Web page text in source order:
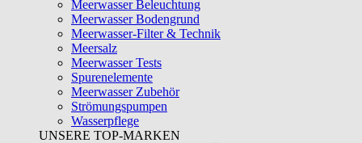
Meerwasser Beleuchtung
Meerwasser Bodengrund
Meerwasser-Filter & Technik
Meersalz
Meerwasser Tests
Spurenelemente
Meerwasser Zubehör
Strömungspumpen
Wasserpflege
UNSERE TOP-MARKEN